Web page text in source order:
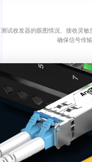
测试收发器的眼图情况、接收灵敏
确保信号传